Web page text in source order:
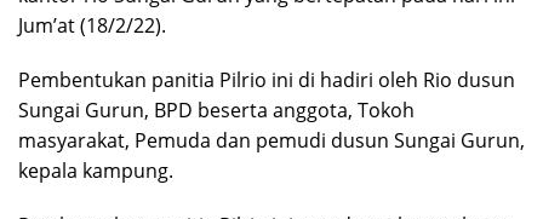
Jum’at (18/2/22).
Pembentukan panitia Pilrio ini di hadiri oleh Rio dusun
Sungai Gurun, BPD beserta anggota, Tokoh
masyarakat, Pemuda dan pemudi dusun Sungai Gurun,
kepala kampung.